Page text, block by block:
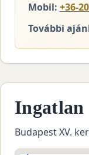
Mobil: +36-
További
Ingatlan
Budapest XV.